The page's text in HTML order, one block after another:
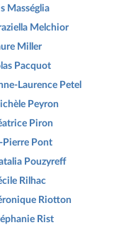
Masséglia
Melchior
Miller
Pacquot
Laurence Petel
Peyron
Piron
Pierre Pont
Pouzyreff
Rilhac
Riotton
Rist